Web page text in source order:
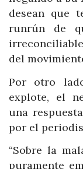
desean que
runrún de
del
Por otro
explote, el
una
por el
“Sobre la
puramente